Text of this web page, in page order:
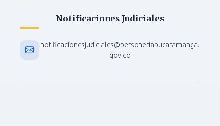
Notificaciones Judiciales
notificacionesjudiciales@personeriabucaramanga.
gov.co